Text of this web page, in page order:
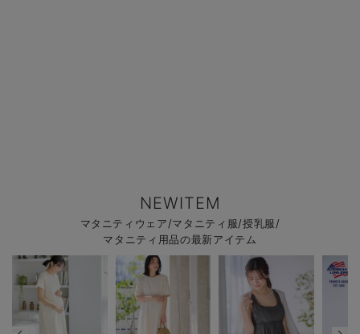
NEWITEM
マタニティウェア/マタニティ服/授乳服/
マタニティ用品の最新アイテム